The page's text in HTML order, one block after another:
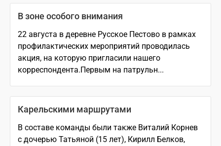
В зоне особого внимания
22 августа в деревне Русское Пестово в рамках
профилактических мероприятий проводилась
акция, на которую пригласили нашего
корреспондента.Первым на патрульн...
Карельскими маршрутами
В составе команды были также Виталий Корнев
с дочерью Татьяной (15 лет), Кирилл Белков,